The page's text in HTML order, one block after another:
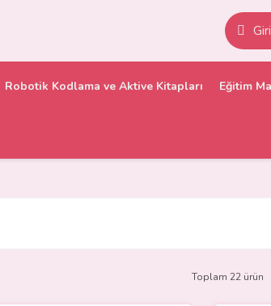
Robotik Kodlama ve Aktive Kitapları Eğitim
Toplam 22 ürün